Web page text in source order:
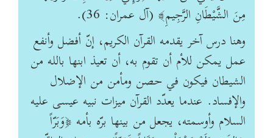
مِنَ الشَّيْطَانِ الرَّجِيمِ﴾ (آل عمران: 36).
وهنا درس آخر يقدمه القرآن الكريم، إنّ أفضل وأنفع
عمل يمكن للأم أن تقوم به، أن تعيذ ابنها بالله من
الشيطان فيكون في حصن ومأمن من الإضلال
والإفساد. عندما يعدّد القرآن ميزات نبيه عيسى عليه
السلام وأوسمته، يجعل من بينها برّه بأمه ﴿وَبَرّاً